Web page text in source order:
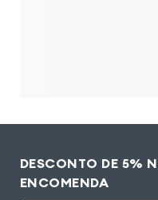
DESCONTO DE 5%
ENCOMENDA